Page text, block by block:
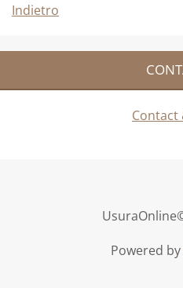
Indietro
Contact
Powered by